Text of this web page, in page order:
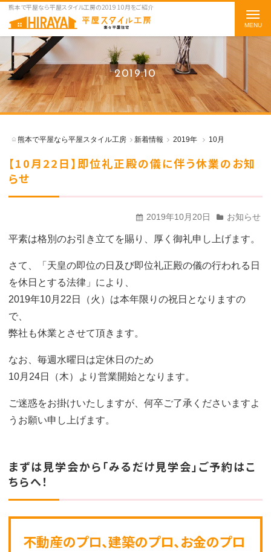
熊本で平屋なら平屋スタイル工房の2019 10月をご紹介
2019.10
熊本で平屋なら平屋スタイル工房 新着情報 2019年 10月
【10月22日】即位礼正殿の儀に伴う休業のお知
らせ
2019年10月20日 お知らせ
平素は格別のお引き立てを賜り、厚く御礼申し上げます。
さて、「天皇の即位の日及び即位礼正殿の儀の行われる日
を休日とする法律」により、
2019年10月22日（火）は本年限りの祝日となりますの
で、
弊社も休業とさせて頂きます。
なお、毎週水曜日は定休日のため
10月24日（木）より営業開始となります。
ご迷惑をお掛けいたしますが、何卒ご了承くださいますよ
うお願い申し上げます。
まずは見学会から「みるだけ見学会」ご予約はこ
ちらへ！
不動産のプロ、建築のプロ、お金のプロ
t
o
g
g
l
e
n
i
a
t
o
n